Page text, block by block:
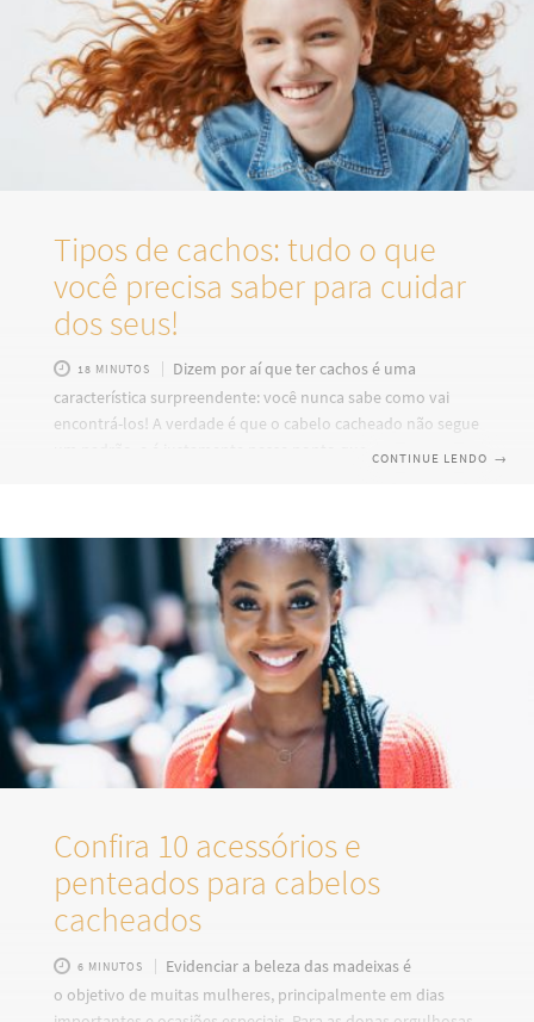
Tipos de cachos: tudo o que
você precisa saber para cuidar
dos seus!
18 MINUTOS
Dizem por aí que ter cachos é uma
característica surpreendente: você nunca sabe como vai
encontrá-los! A verdade é que o cabelo cacheado não segue
um padrão, e é justamente nesse ponto que mora toda sua
cabeça (nuca, lateral…). Saber mais sobre as curvas que
dominam sua cabeça é fundamental para definir os
tratamentos que vão realmente deixá-las saudáveis
CONTINUE LENDO →
Confira 10 acessórios e
penteados para cabelos
cacheados
6 MINUTOS
Evidenciar a beleza das madeixas é
o objetivo de muitas mulheres, principalmente em dias